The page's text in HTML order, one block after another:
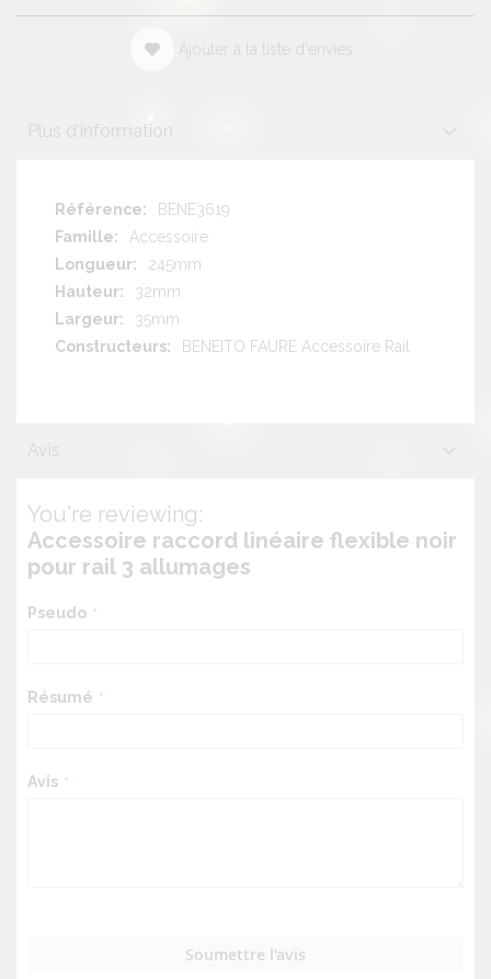
Ajouter à la liste d'envies
Plus d'information
Plus
d'information
BENE3619
Accessoire
245mm
32mm
35mm
BENEITO FAURE Accessoire Rail
Avis
You're reviewing:
Accessoire raccord linéaire flexible noir
pour rail 3 allumages
Pseudo
Résumé
Avis
Soumettre l'avis